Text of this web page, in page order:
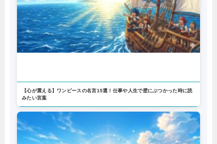
【心が震える】ワンピースの名言15選！仕事や人生で壁にぶつかった時に読
みたい言葉